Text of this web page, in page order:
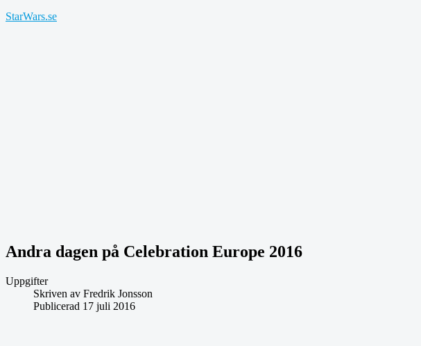
StarWars.se
Andra dagen på Celebration Europe 2016
Uppgifter
Skriven av Fredrik Jonsson
Publicerad 17 juli 2016